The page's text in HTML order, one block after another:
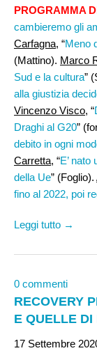
PROGRAMMA
cambieremo gli
Carfagna, “Meno
(Mattino). Marco
Sud e la cultura”
alla giustizia
Vincenzo Visco, “
Draghi al G20”
debito in ogni
Carretta, “E’
della Ue” (Foglio).
fino al 2022, poi
Leggi tutto →
0 commenti
RECOVERY
E QUELLE
17 Settembre